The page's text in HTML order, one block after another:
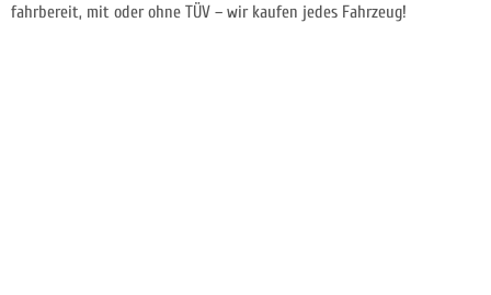
fahrbereit, mit oder ohne TÜV – wir kaufen jedes Fahrzeug!